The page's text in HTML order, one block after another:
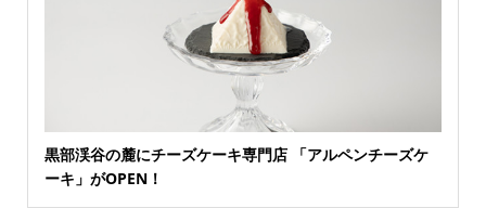
黒部渓谷の麓にチーズケーキ専門店 「アルペンチーズケ
ーキ」がOPEN！